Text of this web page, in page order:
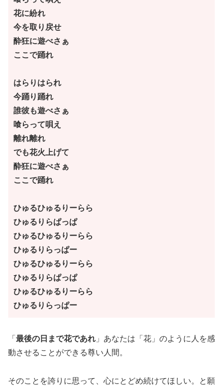
花に紛れ
今を取り戻せ
酔狂に遊べさぁ
ここで踊れ
はらりはられ
今踊り踊れ
誰彼も遊べさぁ
喰らって唄え
離れ離れ
でも花火上げて
酔狂に遊べさぁ
ここで踊れ
ひゅるひゅるりーらら
ひゅるりらぱっぱ
ひゅるひゅるりーらら
ひゅるりらっぱー
ひゅるひゅるりーらら
ひゅるりらぱっぱ
ひゅるひゅるりーらら
ひゅるりらっぱー
「 最後の日まで花であれ 」あなたは「花」のように人を感
動させることができる尊い人間。
そのことを誇りに思って、心にとどめ続けてほしい。と願